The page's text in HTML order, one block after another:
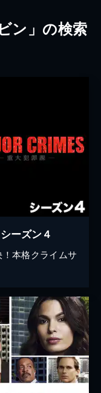
ン」の検索
ーズン４
本格クライムサ